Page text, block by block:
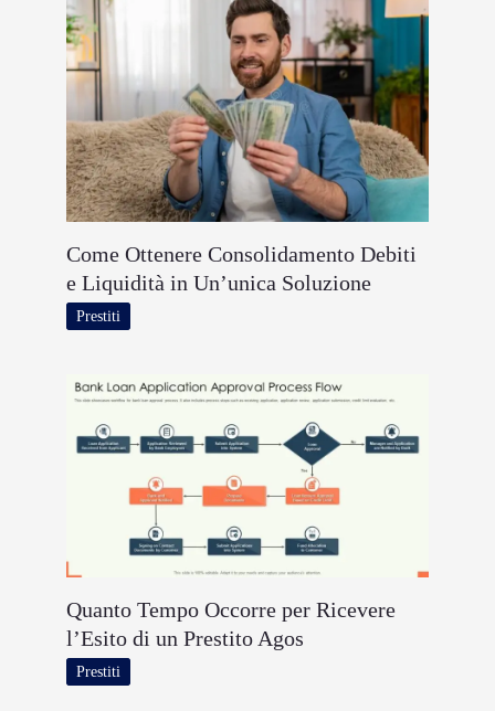
Come Ottenere Consolidamento Debiti
e Liquidità in Un’unica Soluzione
Prestiti
Quanto Tempo Occorre per Ricevere
l’Esito di un Prestito Agos
Prestiti